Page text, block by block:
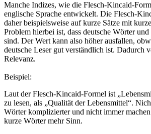
Manche Indizes, wie die Flesch-Kincaid-
englische Sprache entwickelt. Die Flesch-
daher beispielsweise auf kurze Sätze mit
Problem hierbei ist, dass deutsche Wörter
sind. Der Wert kann also höher ausfallen,
deutsche Leser gut verständlich ist. Dadurch
Relevanz.
Beispiel:
Laut der Flesch-Kincaid-Formel ist
zu lesen, als „Qualität der Lebensmittel“.
Wörter komplizierter und nicht immer
kurze Wörter mehr Sinn.